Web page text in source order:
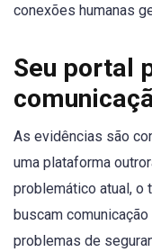
conexões humanas
Seu portal
As evidências são
uma plataforma
problemático atual, o
buscam
problemas de